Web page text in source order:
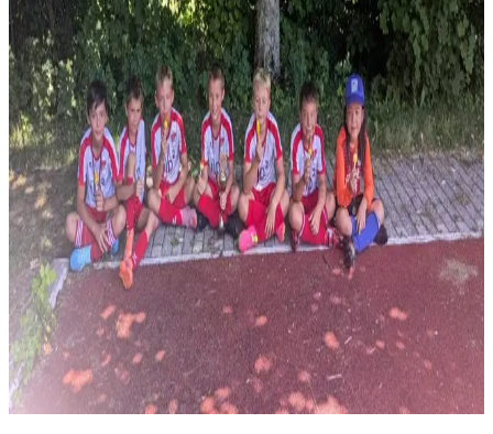
News
14. Juli 2026
Rückblick: 1. Fanclub Worldcup Rot-Weiß –
Endrunde auf unserem Hauptplatz
36 Teams von FC-Bayern-Fanclubs aus vier Ländern, ein
Wochenende voller Fußball – und das große Finale auf...
News
14. Juli 2026
Ausblick: Das erwartet uns in der Saison 2026/27
Die Ligeneinteilung steht und der Spielplan ist da: Auftakt am 25.
Juli daheim gegen den FC Töging – und da...
Alle News & Termine ansehen